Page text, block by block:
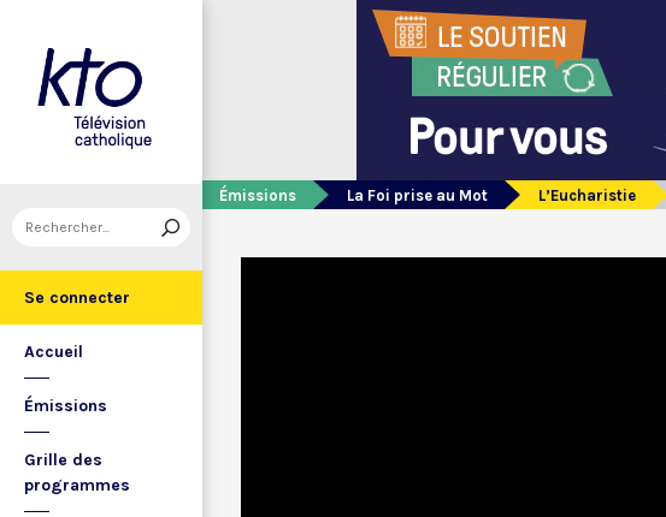
Se connecter
Accueil
Émissions
Grille des
programmes
Émissions La Foi prise au Mot L’Eucharistie